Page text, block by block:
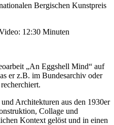
Bergischen Kunstpreis
12:30 Minuten
„An Eggshell Mind“ auf
er z.B. im Bundesarchiv oder
Architekturen aus den 1930er
Collage und
Kontext gelöst und in einen